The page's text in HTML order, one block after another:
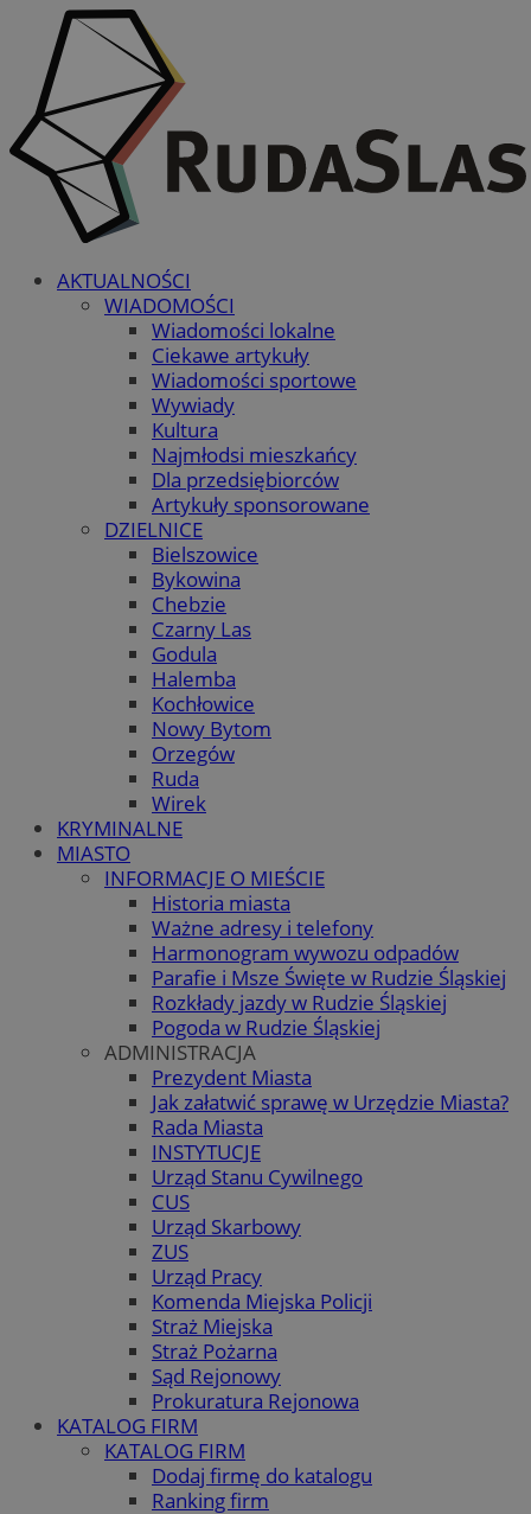
AKTUALNOŚCI
WIADOMOŚCI
Wiadomości lokalne
Ciekawe artykuły
Wiadomości sportowe
Wywiady
Kultura
Najmłodsi mieszkańcy
Dla przedsiębiorców
Artykuły sponsorowane
DZIELNICE
Bielszowice
Bykowina
Chebzie
Czarny Las
Godula
Halemba
Kochłowice
Nowy Bytom
Orzegów
Ruda
Wirek
KRYMINALNE
MIASTO
INFORMACJE O MIEŚCIE
Historia miasta
Ważne adresy i telefony
Harmonogram wywozu odpadów
Parafie i Msze Święte w Rudzie Śląskiej
Rozkłady jazdy w Rudzie Śląskiej
Pogoda w Rudzie Śląskiej
ADMINISTRACJA
Prezydent Miasta
Jak załatwić sprawę w Urzędzie Miasta?
Rada Miasta
INSTYTUCJE
Urząd Stanu Cywilnego
CUS
Urząd Skarbowy
ZUS
Urząd Pracy
Komenda Miejska Policji
Straż Miejska
Straż Pożarna
Sąd Rejonowy
Prokuratura Rejonowa
KATALOG FIRM
KATALOG FIRM
Dodaj firmę do katalogu
Ranking firm